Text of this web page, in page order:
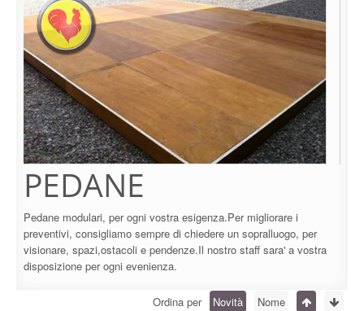
PEDANE
Pedane modulari, per ogni vostra esigenza.Per migliorare i
preventivi, consigliamo sempre di chiedere un sopralluogo, per
visionare, spazi,ostacoli e pendenze.Il nostro staff sara' a vostra
disposizione per ogni evenienza.
Ordina per Novità Nome